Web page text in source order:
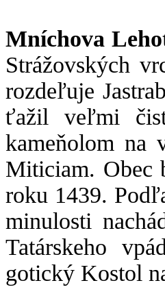
Mníchova
Strážovských
rozdeľuje
ťažil veľmi
kameňolom na
Miticiam. Obec
roku 1439.
minulosti
Tatárskeho
gotický Kostol